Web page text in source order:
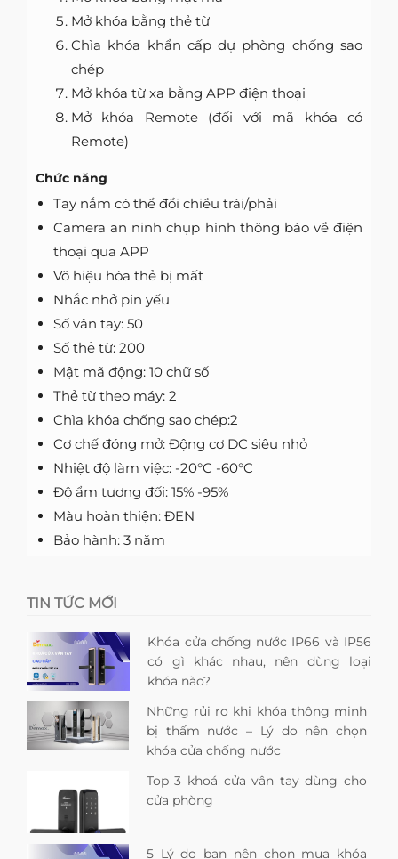
Mở khóa bằng thẻ từ
Chìa khóa khẩn cấp dự phòng chống sao
chép
Mở khóa từ xa bằng APP điện thoại
Mở khóa Remote (đối với mã khóa có
Remote)
Chức năng
Tay nắm có thể đổi chiều trái/phải
Camera an ninh chụp hình thông báo về điện
thoại qua APP
Vô hiệu hóa thẻ bị mất
Nhắc nhở pin yếu
Số vân tay: 50
Số thẻ từ: 200
Mật mã động: 10 chữ số
Thẻ từ theo máy: 2
Chìa khóa chống sao chép:2
Cơ chế đóng mở: Động cơ DC siêu nhỏ
Nhiệt độ làm việc: -20°C -60°C
Độ ẩm tương đối: 15% -95%
Màu hoàn thiện: ĐEN
Bảo hành: 3 năm
TIN TỨC MỚI
Khóa cửa chống nước IP66 và IP56
có gì khác nhau, nên dùng loại
khóa nào?
Những rủi ro khi khóa thông minh
bị thấm nước – Lý do nên chọn
khóa cửa chống nước
Top 3 khoá cửa vân tay dùng cho
cửa phòng
5 Lý do bạn nên chọn mua khóa